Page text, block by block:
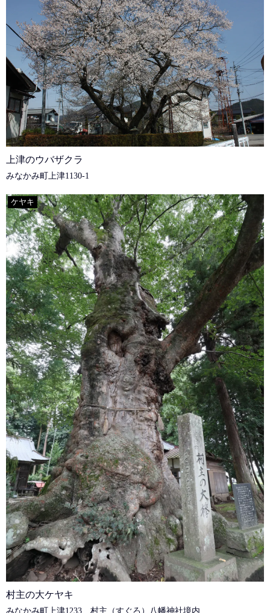
上津のウバザクラ
みなかみ町上津1130-1
ケヤキ
村主の大ケヤキ
みなかみ町上津1233 村主（すぐろ）八幡神社境内